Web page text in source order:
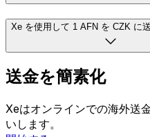
Xe を使用して 1 AFN を CZK に
送金を簡素化
Xeはオンラインでの海外送
いします。